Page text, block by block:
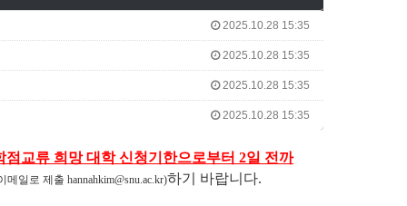
2025.10.28 15:35
2025.10.28 15:35
2025.10.28 15:35
2025.10.28 15:35
점교류 희망 대학 신청기한으로부터 2일 전까
메일로 제출 hannahkim@snu.ac.kr)하기 바랍니다.